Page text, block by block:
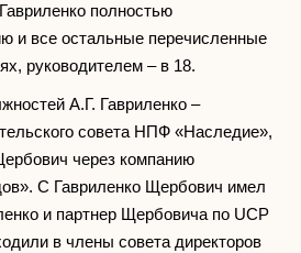
полностью
и все остальные перечисленные
руководителем – в 18.
А.Г. Гавриленко –
совета НПФ «Наследие»,
через компанию
С Гавриленко Щербович имел
и партнер Щербовича по UCP
в члены совета директоров